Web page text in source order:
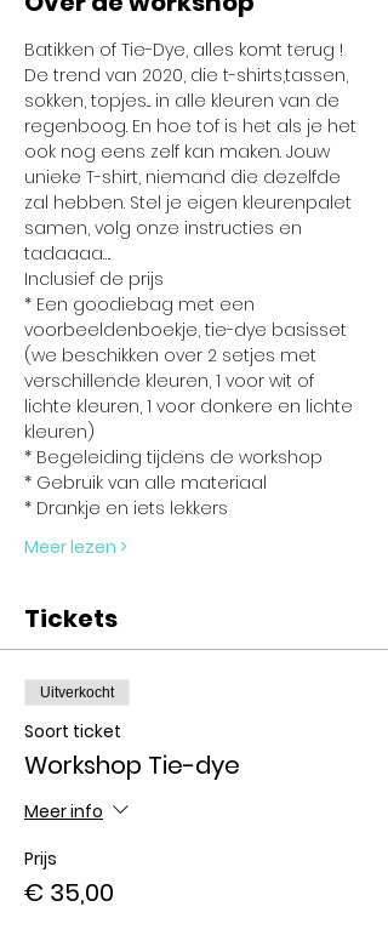
Batikken of Tie-Dye, alles komt terug !
De trend van 2020, die t-shirts,tassen,
sokken, topjes... in alle kleuren van de
regenboog. En hoe tof is het als je het
ook nog eens zelf kan maken. Jouw
unieke T-shirt, niemand die dezelfde
zal hebben. Stel je eigen kleurenpalet
samen, volg onze instructies en
tadaaaa….
Inclusief de prijs
* Een goodiebag met een
voorbeeldenboekje, tie-dye basisset
(we beschikken over 2 setjes met
verschillende kleuren, 1 voor wit of
lichte kleuren, 1 voor donkere en lichte
kleuren)
* Begeleiding tijdens de workshop
* Gebruik van alle materiaal
* Drankje en iets lekkers
Meer lezen >
Tickets
Uitverkocht
Soort ticket
Workshop Tie-dye
Meer info
Prijs
€ 35,00